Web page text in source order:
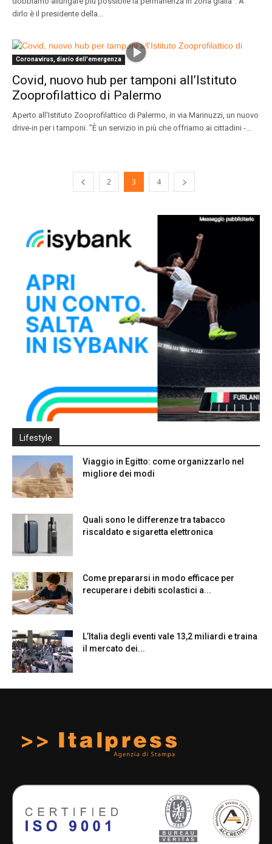
dirlo è il presidente della...
Coronavirus, diario dell'emergenza
Covid, nuovo hub per tamponi all’Istituto
Zooprofilattico di Palermo
Aperto all'Istituto Zooprofilattico di Palermo, in via Marinuzzi, un nuovo
drive-in per i tamponi. "È un servizio in più che offriamo ai cittadini -...
2 3 4
Lifestyle
Viaggio in Egitto: come organizzarlo nel
migliore dei modi
Quali sono le differenze tra tabacco
riscaldato e sigaretta elettronica
Come prepararsi in modo efficace per
recuperare i debiti scolastici a...
L’Italia degli eventi vale 13,2 miliardi e traina
il mercato dei...